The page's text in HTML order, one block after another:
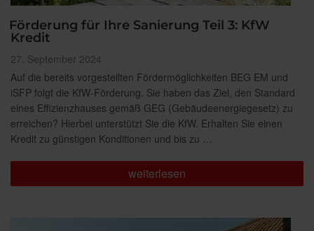
Förderung für Ihre Sanierung Teil 3: KfW
Kredit
Veröffentlicht
am
27. September 2024
Auf die bereits vorgestellten Fördermöglichkeiten BEG EM und
iSFP folgt die KfW-Förderung. Sie haben das Ziel, den Standard
eines Effizienzhauses gemäß GEG (Gebäudeenergiegesetz) zu
erreichen? Hierbei unterstützt Sie die KfW. Erhalten Sie einen
Kredit zu günstigen Konditionen und bis zu …
„Förderung
für
weiterlesen